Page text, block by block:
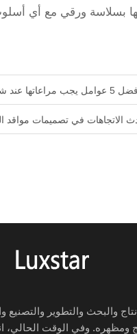
بسلاسة ورقي مع أي
يجب مراعاتها عند شراء مدفأة كهربائية
الاتجاهات في تصميمات مواقد البخار المائي
والبحث والتطوير والتصنيع
ومظهره. وفي الوقت الحالي،